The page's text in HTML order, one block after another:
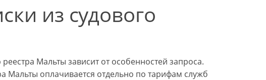
из судового
Мальты зависит от особенностей запроса.
Мальты оплачивается отдельно по тарифам служб